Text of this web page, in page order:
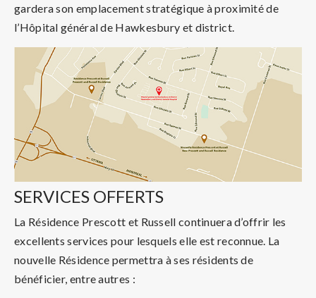
gardera son emplacement stratégique à proximité de
l’Hôpital général de Hawkesbury et district.
SERVICES OFFERTS
La Résidence Prescott et Russell continuera d’offrir les
excellents services pour lesquels elle est reconnue. La
nouvelle Résidence permettra à ses résidents de
bénéficier, entre autres :